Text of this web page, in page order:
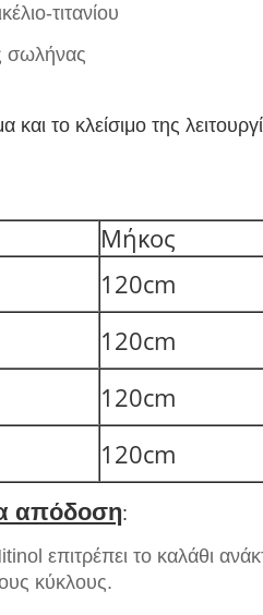
τιτανίου
σωλήνας
και το κλείσιμο της
Μήκος
120cm
120cm
120cm
120cm
απόδοση:
επιτρέπει το καλάθι
κύκλους.